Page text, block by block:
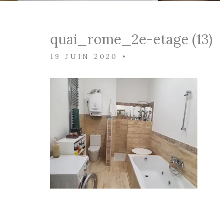
quai_rome_2e-etage (13)
19 JUIN 2020 •